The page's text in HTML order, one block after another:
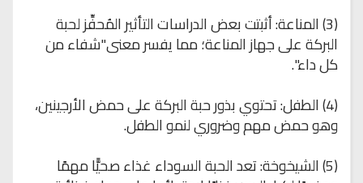
(3) المناعة: أثبتت بعض الدراسات التأثير المُحفِّز لحبة
البركة على جهاز المناعة؛ مما يفسر معنى"شفاء من
كل داء".
(4) الطفل: تحتوي بذور حبة البركة على حمض الأرجينين،
وهو حمض مهم وضروري لنمو الطفل.
(5) الشيخوخة: تعد الحبة السوداء غذاء صحيًّا مهمًا